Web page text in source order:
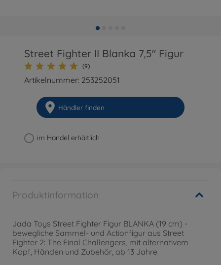
Street Fighter II Blanka 7,5" Figur
(9)
Artikelnummer: 253252051
Händler finden
im Handel erhältlich
Produktinformation
Jada Toys Street Fighter Figur BLANKA (19 cm) -
bewegliche Sammel- und Actionfigur aus Street
Fighter 2: The Final Challengers, mit alternativem
Kopf, Händen und Zubehör, ab 13 Jahre